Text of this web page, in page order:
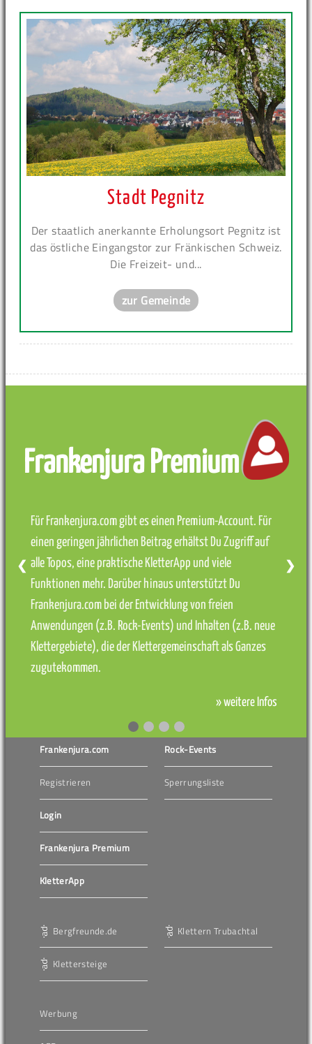
Stadt Pegnitz
Der staatlich anerkannte Erholungsort Pegnitz ist
das östliche Eingangstor zur Fränkischen Schweiz.
Die Freizeit- und...
zur Gemeinde
Frankenjura Premium
Für Frankenjura.com gibt es einen Premium-Account. Für
einen geringen jährlichen Beitrag erhältst Du Zugriff auf
alle Topos, eine praktische KletterApp und viele
Funktionen mehr. Darüber hinaus unterstützt Du
Frankenjura.com bei der Entwicklung von freien
Anwendungen (z.B. Rock-Events) und Inhalten (z.B. neue
Klettergebiete), die der Klettergemeinschaft als Ganzes
zugutekommen.
» weitere Infos
❮ ❯
Frankenjura.com
Registrieren
Login
Frankenjura Premium
KletterApp
Rock-Events
Sperrungsliste
Bergfreunde.de
Klettersteige
Klettern Trubachtal
Werbung